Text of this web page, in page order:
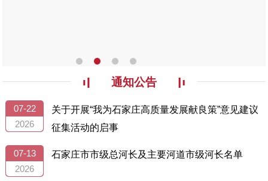
通知公告
07-22
2026
关于开展“我为石家庄高质量发展献良策”意见建议
征集活动的启事
07-13
2026
石家庄市市级总河长及主要河道市级河长名单